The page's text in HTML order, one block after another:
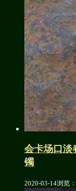
会卡场口淡
镯
2020-03-14浏览